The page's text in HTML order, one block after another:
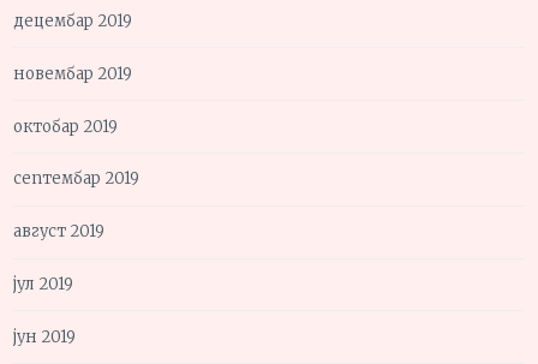
децембар 2019
новембар 2019
октобар 2019
септембар 2019
август 2019
јул 2019
јун 2019